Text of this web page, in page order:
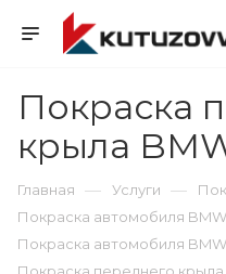
Покраска
крыла
Главная — Услуги —
Покраска автомобиля BMW
Покраска автомобиля